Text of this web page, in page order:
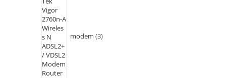
modem 3